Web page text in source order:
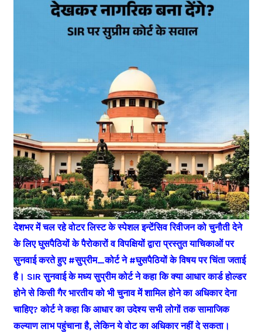
देशभर में चल रहे वोटर लिस्ट के स्पेशल इन्टेंसिव रिवीजन को चुनौती देने
के लिए घुसपैठियों के पैरोकारों व विपक्षियों द्वारा प्रस्तुत याचिकाओं पर
सुनवाई करते हुए #सुप्रीम_कोर्ट ने #घुसपैठियों के विषय पर चिंता जताई
है। SIR सुनवाई के मध्य सुप्रीम कोर्ट ने कहा कि क्या आधार कार्ड होल्डर
होने से किसी गैर भारतीय को भी चुनाव में शामिल होने का अधिकार देना
चाहिए? कोर्ट ने कहा कि आधार का उदेश्य सभी लोगों तक सामाजिक
कल्याण लाभ पहुंचाना है, लेकिन ये वोट का अधिकार नहीं दे सकता।